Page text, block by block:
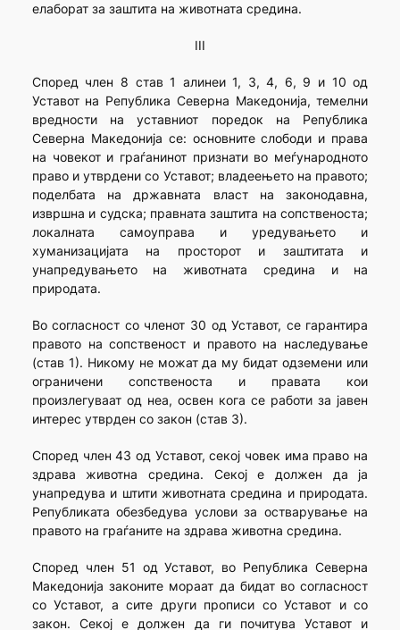
елаборат за заштита на животната средина.
III
Според член 8 став 1 алинеи 1, 3, 4, 6, 9 и 10 од
Уставот на Република Северна Македонија, темелни
вредности на уставниот поредок на Република
Северна Македонија се: основните слободи и права
на човекот и граѓанинот признати во меѓународното
право и утврдени со Уставот; владеењето на правото;
поделбата на државната власт на законодавна,
извршна и судска; правната заштита на сопственоста;
локалната самоуправа и уредувањето и
хуманизацијата на просторот и заштитата и
унапредувањето на животната средина и на
природата.
Во согласност со членот 30 од Уставот, се гарантира
правото на сопственост и правото на наследување
(став 1). Никому не можат да му бидат одземени или
ограничени сопственоста и правата кои
произлегуваат од неа, освен кога се работи за јавен
интерес утврден со закон (став 3).
Според член 43 од Уставот, секој човек има право на
здрава животна средина. Секој е должен да ја
унапредува и штити животната средина и природата.
Републиката обезбедува услови за остварување на
правото на граѓаните на здрава животна средина.
Според член 51 од Уставот, во Република Северна
Македонија законите мораат да бидат во согласност
со Уставот, а сите други прописи со Уставот и со
закон. Секој е должен да ги почитува Уставот и